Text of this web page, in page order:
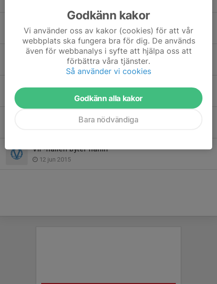
27 dec 2023
Värmdö IF har sorg
17 apr 2023
Värmdö IF-familjen har sorg
Sommarfotbollsskolan en succé!
VIF-hallen byter namn
12 jun 2015
Godkänn kakor
Vi använder oss av kakor (cookies) för att vår
webbplats ska fungera bra för dig. De används
även för webbanalys i syfte att hjälpa oss att
förbättra våra tjänster.
Så använder vi cookies
Godkänn alla kakor
Bara nödvändiga